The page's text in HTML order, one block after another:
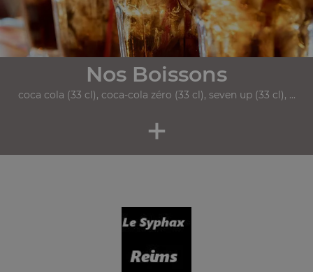
Nos Boissons
coca cola (33 cl), coca-cola zéro (33 cl), seven up (33 cl), ...
+